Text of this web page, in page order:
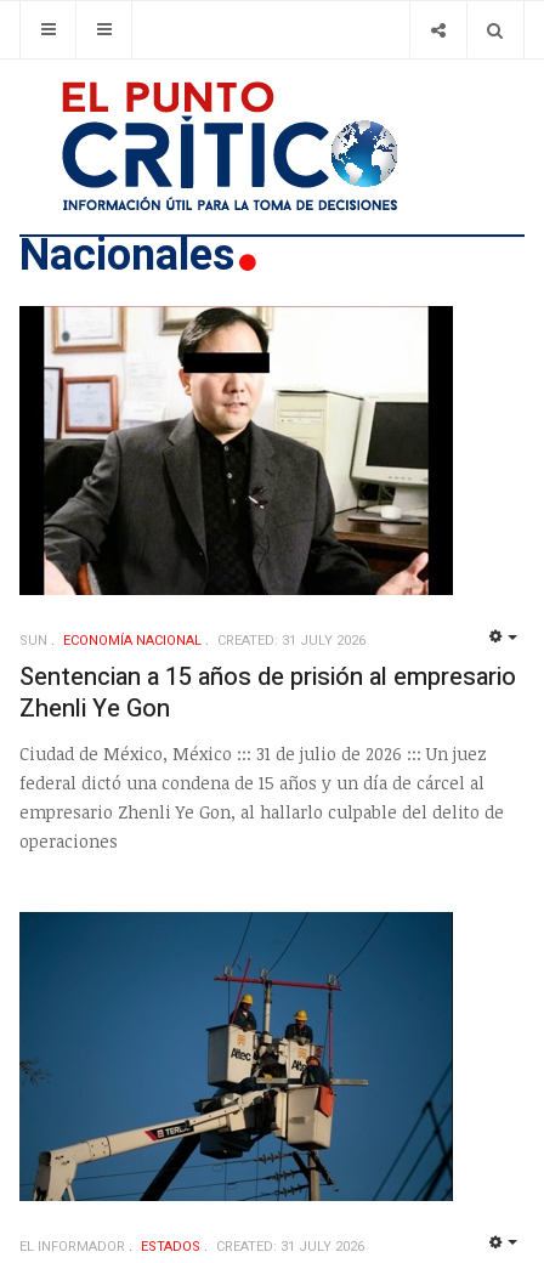
Nacionales
SUN ECONOMÍ­A NACIONAL CREATED: 31 JULY 2026
Sentencian a 15 años de prisión al empresario
Zhenli Ye Gon
Ciudad de México, México ::: 31 de julio de 2026 ::: Un juez
federal dictó una condena de 15 años y un día de cárcel al
empresario Zhenli Ye Gon, al hallarlo culpable del delito de
operaciones
EL INFORMADOR ESTADOS CREATED: 31 JULY 2026